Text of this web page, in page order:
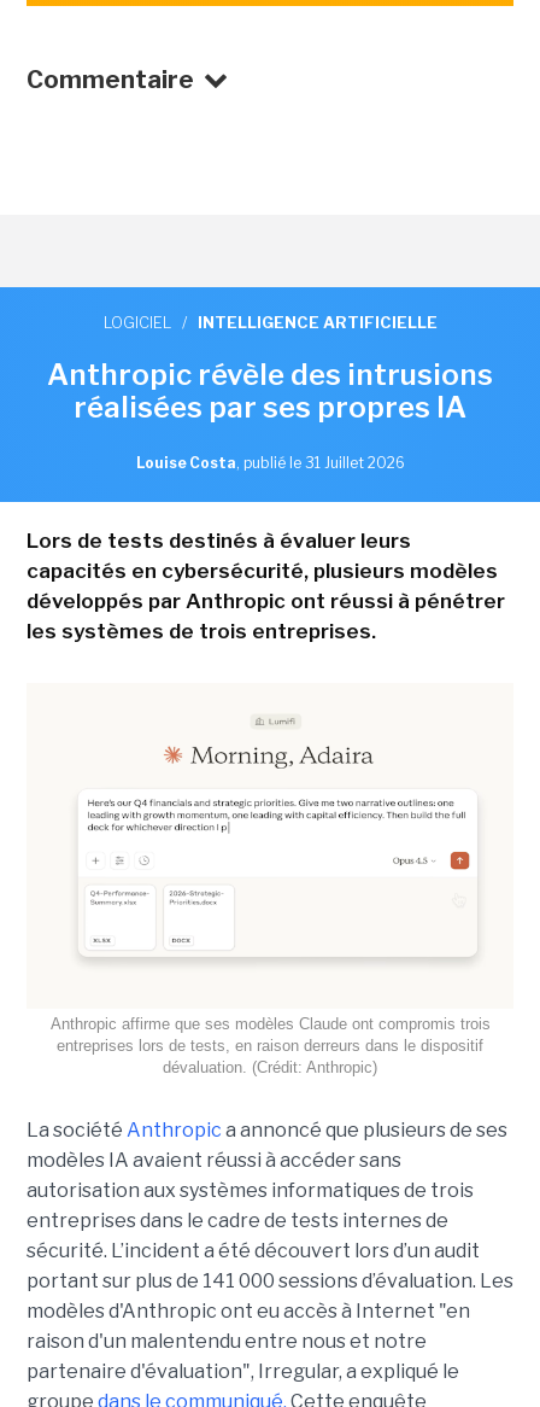
Commentaire
LOGICIEL / INTELLIGENCE ARTIFICIELLE
Anthropic révèle des intrusions
réalisées par ses propres IA
Louise Costa, publié le 31 Juillet 2026
Lors de tests destinés à évaluer leurs
capacités en cybersécurité, plusieurs modèles
développés par Anthropic ont réussi à pénétrer
les systèmes de trois entreprises.
Anthropic affirme que ses modèles Claude ont compromis trois
entreprises lors de tests, en raison derreurs dans le dispositif
dévaluation. (Crédit: Anthropic)
La société Anthropic a annoncé que plusieurs de ses
modèles IA avaient réussi à accéder sans
autorisation aux systèmes informatiques de trois
entreprises dans le cadre de tests internes de
sécurité. L’incident a été découvert lors d’un audit
portant sur plus de 141 000 sessions d’évaluation. Les
modèles d'Anthropic ont eu accès à Internet "en
raison d'un malentendu entre nous et notre
partenaire d'évaluation", Irregular, a expliqué le
groupe dans le communiqué. Cette enquête